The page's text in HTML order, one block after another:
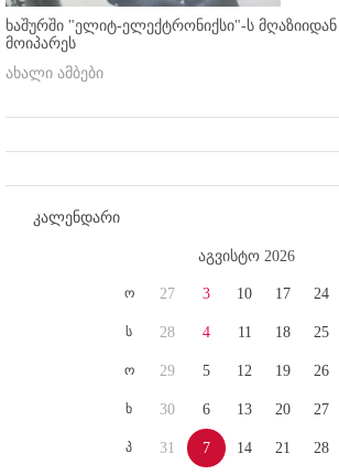
ხაშურში "ელიტ-ელექტრონიქსი"-ს
მოიპარეს
ახალი ამბები
კალენდარი
აგვისტო 2026
ო
ს
ო
ხ
პ
27
28
29
30
31
3
4
5
6
7
10
11
12
13
14
17
18
19
20
21
24
25
26
27
28